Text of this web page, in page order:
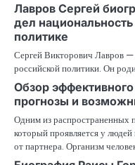
Лавров Сергей
дел
политике
Сергей Викторович Лавров
российской политики. Он
Обзор
прогнозы и
Одним из распространенных
который проявляется у
от партнера. Организм